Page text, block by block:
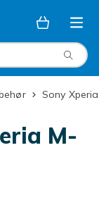
Sony Xperia
M-